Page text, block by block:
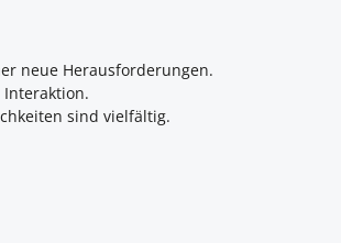
neue Herausforderungen.
sind vielfältig.